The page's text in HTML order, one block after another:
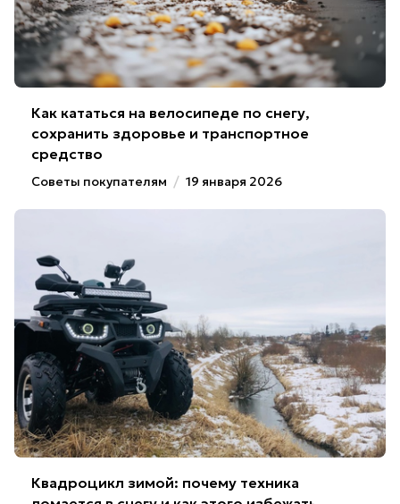
Как кататься на велосипеде по снегу,
сохранить здоровье и транспортное
средство
Советы покупателям / 19 января 2026
Квадроцикл зимой: почему техника